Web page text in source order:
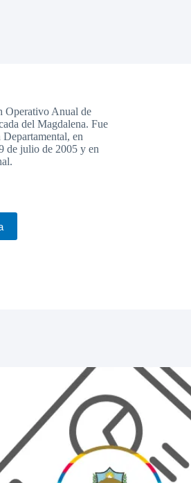
Operativo Anual de
del Magdalena. Fue
en
de julio de 2005 y en